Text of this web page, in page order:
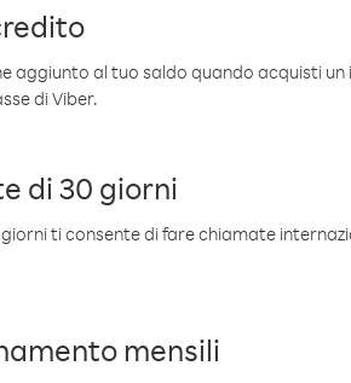
aggiunto al tuo saldo quando acquisti
di Viber.
di 30 giorni
ti consente di fare chiamate
mensili